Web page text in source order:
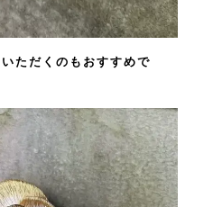
ただくのもおすすめで